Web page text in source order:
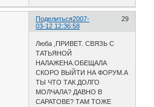
Поделиться 29
2007-
03-12 12:36:58
Люба ,ПРИВЕТ. СВЯЗЬ С
ТАТЬЯНОЙ
НАЛАЖЕНА.ОБЕЩАЛА
СКОРО ВЫЙТИ НА ФОРУМ.А
ТЫ ЧТО ТАК ДОЛГО
МОЛЧАЛА? ДАВНО В
САРАТОВЕ? ТАМ ТОЖЕ